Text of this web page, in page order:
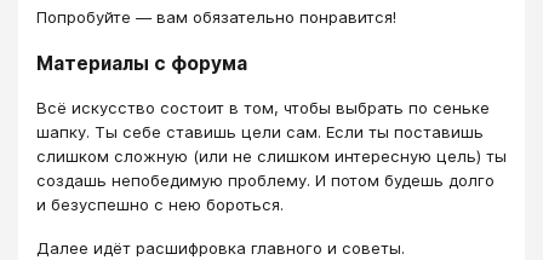
Попробуйте — вам обязательно понравится!
Материалы с форума
Всё искусство состоит в том, чтобы выбрать по сеньке
шапку. Ты себе ставишь цели сам. Если ты поставишь
слишком сложную (или не слишком интересную цель) ты
создашь непобедимую проблему. И потом будешь долго
и безуспешно с нею бороться.
Далее идёт расшифровка главного и советы.